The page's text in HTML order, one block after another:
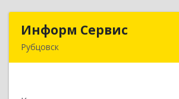
Информ Сервис
Рубцовск